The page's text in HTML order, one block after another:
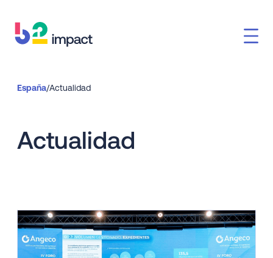
España/Actualidad
Actualidad